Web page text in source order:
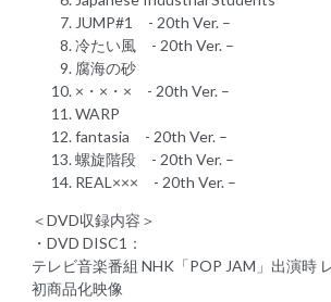
JUMP#1 - 20th Ver. –
冷たい風 - 20th Ver. –
腐海の砂
×・×・× - 20th Ver. –
WARP
fantasia - 20th Ver. –
螺旋階段 - 20th Ver. –
REAL××× - 20th Ver. –
＜DVD収録内容＞
・DVD DISC1：
テレビ音楽番組 NHK「POP JAM」出演時
初商品化映像